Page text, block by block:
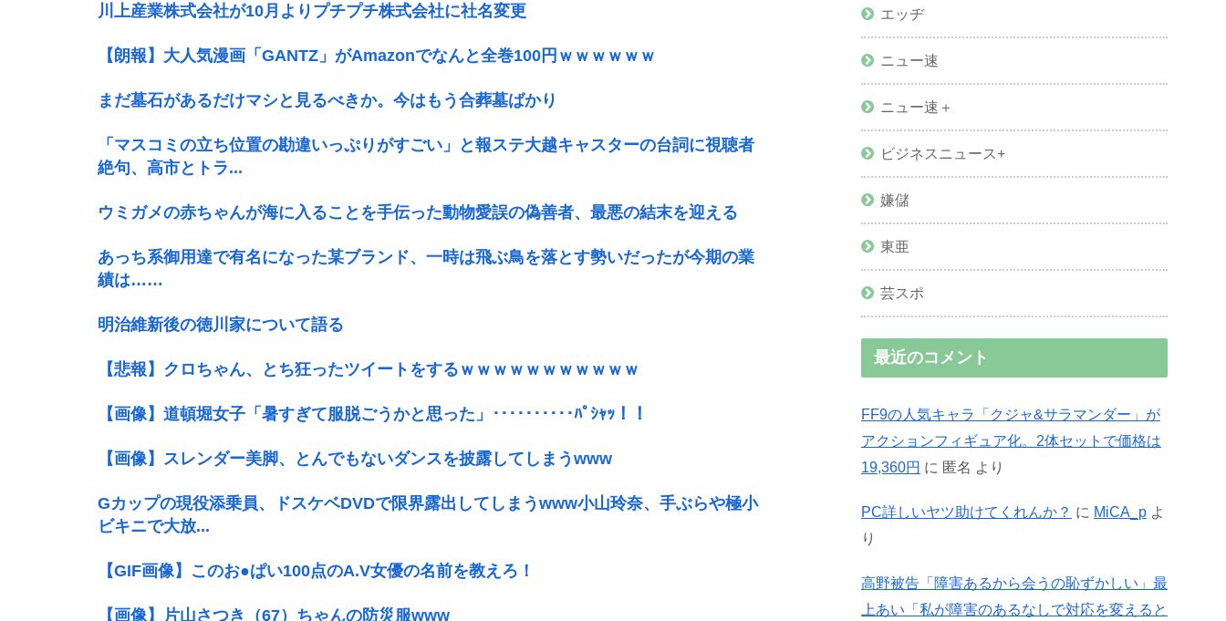
川上産業株式会社が10月よりプチプチ株式会社に社名変更
【朗報】大人気漫画「GANTZ」がAmazonでなんと全巻100円ｗｗｗｗｗｗ
まだ墓石があるだけマシと見るべきか。今はもう合葬墓ばかり
「マスコミの立ち位置の勘違いっぷりがすごい」と報ステ大越キャスターの台詞に視聴者
絶句、高市とトラ...
ウミガメの赤ちゃんが海に入ることを手伝った動物愛誤の偽善者、最悪の結末を迎える
あっち系御用達で有名になった某ブランド、一時は飛ぶ鳥を落とす勢いだったが今期の業
績は……
明治維新後の徳川家について語る
【悲報】クロちゃん、とち狂ったツイートをするｗｗｗｗｗｗｗｗｗｗｗ
【画像】道頓堀女子「暑すぎて服脱ごうかと思った」･･････････ﾊﾟｼｬｯ！！
【画像】スレンダー美脚、とんでもないダンスを披露してしまうwww
Gカップの現役添乗員、ドスケベDVDで限界露出してしまうwww小山玲奈、手ぶらや極小
ビキニで大放...
【GIF画像】このお●ぱい100点のA.V女優の名前を教えろ！
【画像】片山さつき（67）ちゃんの防災服www
エッヂ
ニュー速
ニュー速＋
ビジネスニュース+
嫌儲
東亜
芸スポ
最近のコメント
FF9の人気キャラ「クジャ&サラマンダー」が
アクションフィギュア化。2体セットで価格は
19,360円 に 匿名 より
PC詳しいヤツ助けてくれんか？ に MiCA_p よ
り
高野被告「障害あるから会うの恥ずかしい」最
上あい「私が障害のあるなしで対応を変えると